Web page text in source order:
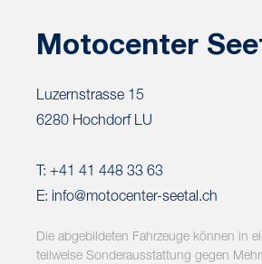
Motocenter
Luzernstrasse 15
6280 Hochdorf LU
T: +41 41 448 33 63
E: info@motocenter-seetal.ch
Die abgebildeten Fahrzeuge können in
teilweise Sonderausstattung gegen